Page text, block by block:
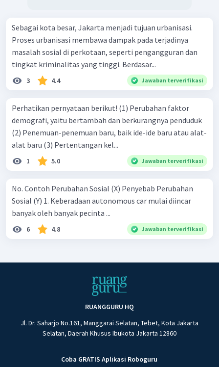
Sebagai kota besar, Jakarta menjadi tujuan urbanisasi.
Proses urbanisasi membawa dampak pada terjadinya
masalah sosial di perkotaan, seperti pengangguran dan
tingkat kriminalitas yang tinggi. Berdasar...
3 4.4 Jawaban terverifikasi
Perhatikan pernyataan berikut! (1) Perubahan faktor
demografi, yaitu bertambah dan berkurangnya penduduk
(2) Penemuan-penemuan baru, baik ide-ide baru atau alat-
alat baru (3) Pertentangan kel...
1 5.0 Jawaban terverifikasi
No. Contoh Perubahan Sosial (X) Penyebab Perubahan
Sosial (Y) 1. Keberadaan autonomous car mulai diincar
banyak oleh banyak pecinta ...
6 4.8 Jawaban terverifikasi
RUANGGURU HQ
Jl. Dr. Saharjo No.161, Manggarai Selatan, Tebet, Kota Jakarta
Selatan, Daerah Khusus Ibukota Jakarta 12860
Coba GRATIS Aplikasi Roboguru